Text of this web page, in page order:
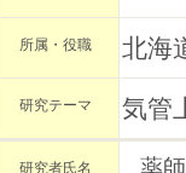
所属・役職 北海
研究テーマ 気管
研究者氏名 薬